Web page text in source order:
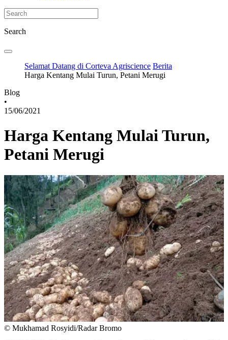
Search
Selamat Datang di Corteva Agriscience Berita
Harga Kentang Mulai Turun, Petani Merugi
Blog
•
15/06/2021
Harga Kentang Mulai Turun,
Petani Merugi
© Mukhamad Rosyidi/Radar Bromo